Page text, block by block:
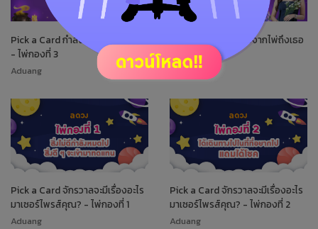
Pick a Card กำลังใจจากไพ่ถึงเธอ
- ไพ่กองที่ 3
Aduang
Pick a Card กำลังใจจากไพ่ถึงเธอ
- ไพ่กองที่ 4
Aduang
Pick a Card จักรวาลจะมีเรื่องอะไร
มาเซอร์ไพรส์คุณ? - ไพ่กองที่ 1
Aduang
Pick a Card จักรวาลจะมีเรื่องอะไร
มาเซอร์ไพรส์คุณ? - ไพ่กองที่ 2
Aduang